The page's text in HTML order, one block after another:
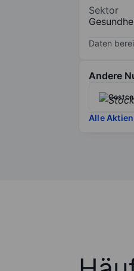
Sektor
Daten
Andere
Alle